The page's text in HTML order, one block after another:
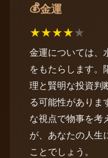
💰金運
★★★★★
金運については、
をもたらします。
理と賢明な投資判
る可能性がありま
な視点で物事を考
が、あなたの人生
ことでしょう。